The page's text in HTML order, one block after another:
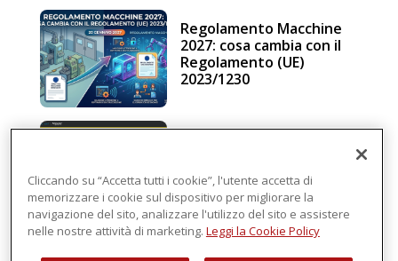
Regolamento Macchine
2027: cosa cambia con il
Regolamento (UE)
2023/1230
intelligenza in cloud
Cliccando su “Accetta tutti i cookie”, l'utente accetta di
memorizzare i cookie sul dispositivo per migliorare la
navigazione del sito, analizzare l'utilizzo del sito e assistere
nelle nostre attività di marketing. Leggi la Cookie Policy